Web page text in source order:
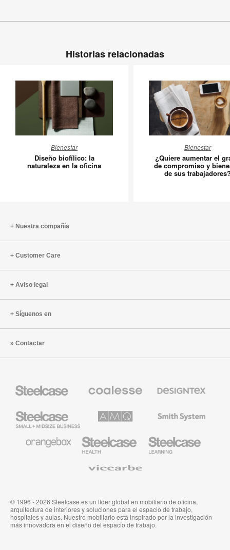
Historias relacionadas
biofílico:
la
Bienestar
Diseño biofílico: la
naturaleza en la oficina
el
grado
Bienestar
¿Quiere aumentar el
de compromiso y
de sus
Nuestra compañía
Customer Care
Aviso legal
Síguenos en
Contactar
Steelcase
Premium
Small
Business
Solutions
para
Industria
de
para
Educación
© 1996 - 2026 Steelcase es un líder global en mobiliario de oficina,
arquitectura de interiores y soluciones para el espacio de trabajo,
hospitales y aulas. Nuestro mobiliario está inspirado por la investigación
más innovadora en el diseño del espacio de trabajo.